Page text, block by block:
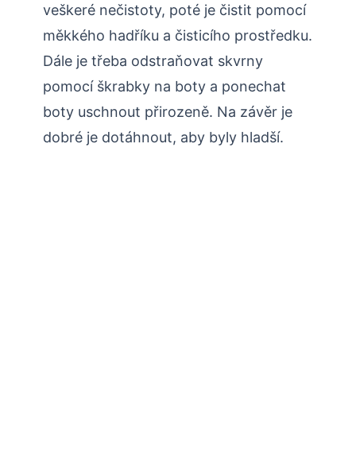
veškeré nečistoty, poté je čistit pomocí
měkkého hadříku a čisticího prostředku.
Dále je třeba odstraňovat skvrny
pomocí škrabky na boty a ponechat
boty uschnout přirozeně. Na závěr je
dobré je dotáhnout, aby byly hladší.